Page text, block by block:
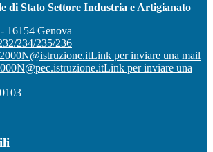
di Stato Settore Industria e Artigianato
16154 Genova
234/235/236
Link per inviare una mail
Link per inviare una